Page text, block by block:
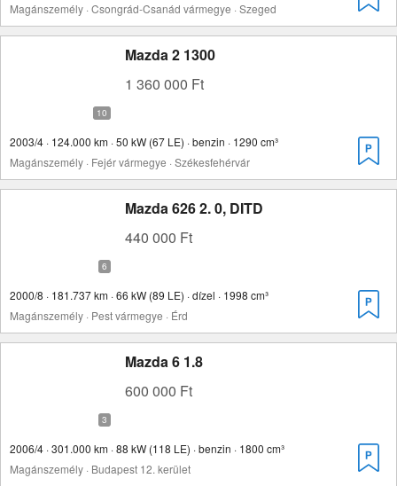
Magánszemély · Csongrád-Csanád vármegye · Szeged
Mazda 2 1300
1 360 000 Ft
2003/4 · 124.000 km · 50 kW (67 LE) · benzin · 1290 cm³
Magánszemély · Fejér vármegye · Székesfehérvár
Mazda 626 2. 0, DITD
440 000 Ft
2000/8 · 181.737 km · 66 kW (89 LE) · dízel · 1998 cm³
Magánszemély · Pest vármegye · Érd
Mazda 6 1.8
600 000 Ft
2006/4 · 301.000 km · 88 kW (118 LE) · benzin · 1800 cm³
Magánszemély · Budapest 12. kerület